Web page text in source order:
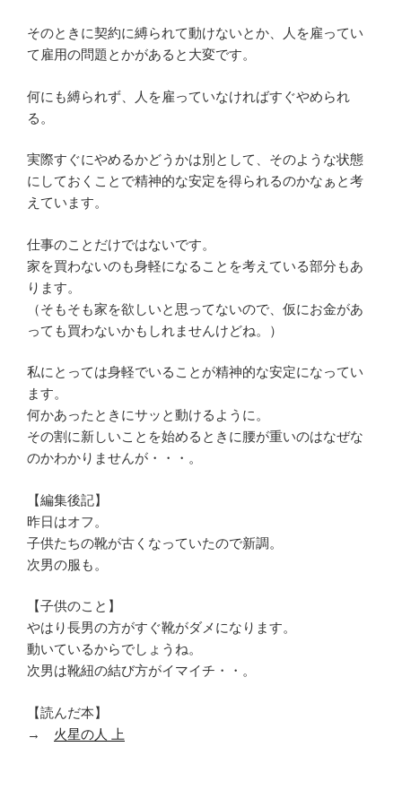
そのときに契約に縛られて動けないとか、人を雇ってい
て雇用の問題とかがあると大変です。
何にも縛られず、人を雇っていなければすぐやめられ
る。
実際すぐにやめるかどうかは別として、そのような状態
にしておくことで精神的な安定を得られるのかなぁと考
えています。
仕事のことだけではないです。
家を買わないのも身軽になることを考えている部分もあ
ります。
（そもそも家を欲しいと思ってないので、仮にお金があ
っても買わないかもしれませんけどね。）
私にとっては身軽でいることが精神的な安定になってい
ます。
何かあったときにサッと動けるように。
その割に新しいことを始めるときに腰が重いのはなぜな
のかわかりませんが・・・。
【編集後記】
昨日はオフ。
子供たちの靴が古くなっていたので新調。
次男の服も。
【子供のこと】
やはり長男の方がすぐ靴がダメになります。
動いているからでしょうね。
次男は靴紐の結び方がイマイチ・・。
【読んだ本】
→ 火星の人 上